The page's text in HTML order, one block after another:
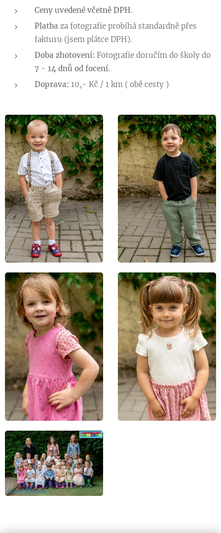
Ceny uvedené včetně DPH.
Platba za fotografie probíhá standardně přes
fakturu (jsem plátce DPH).
Doba zhotovení: Fotografie doručím do školy do
7 - 14 dnů od focení.
Doprava: 10,- Kč / 1 km ( obě cesty )